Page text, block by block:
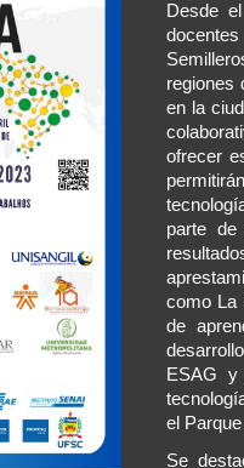
Desde
regiones
en la
ofrecer
parte de
como La
de
ESAG y
el
Se